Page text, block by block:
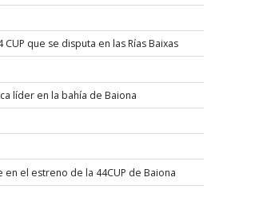
que se disputa en las Rías Baixas
líder en la bahía de Baiona
el estreno de la 44CUP de Baiona